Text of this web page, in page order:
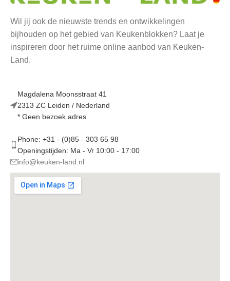
Wil jij ook de nieuwste trends en ontwikkelingen
bijhouden op het gebied van Keukenblokken? Laat je
inspireren door het ruime online aanbod van Keuken-
Land.
Magdalena Moonsstraat 41
2313 ZC Leiden / Nederland
* Geen bezoek adres
Phone: +31 - (0)85 - 303 65 98
Openingstijden: Ma - Vr 10:00 - 17:00
info@keuken-land.nl